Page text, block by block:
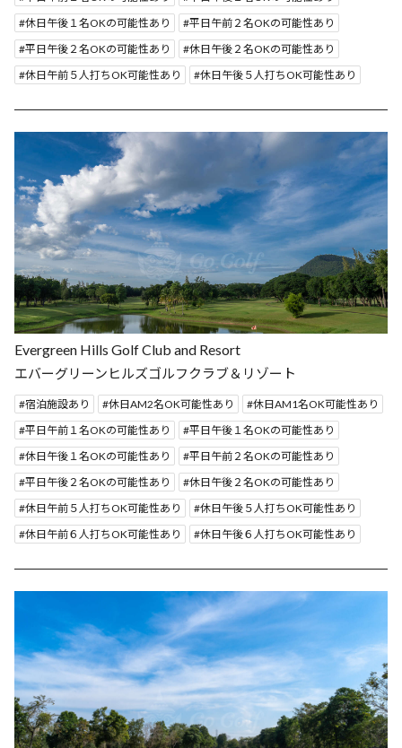
休日午後１名OKの可能性あり
平日午前２名OKの可能性あり
平日午後２名OKの可能性あり
休日午後２名OKの可能性あり
休日午前５人打ちOK可能性あり
休日午後５人打ちOK可能性あり
Evergreen Hills Golf Club and Resort
エバーグリーンヒルズゴルフクラブ＆リゾート
宿泊施設あり 休日AM2名OK可能性あり
休日AM1名OK可能性あり
平日午前１名OKの可能性あり
平日午後１名OKの可能性あり
休日午後１名OKの可能性あり
平日午前２名OKの可能性あり
平日午後２名OKの可能性あり
休日午後２名OKの可能性あり
休日午前５人打ちOK可能性あり
休日午後５人打ちOK可能性あり
休日午前６人打ちOK可能性あり
休日午後６人打ちOK可能性あり